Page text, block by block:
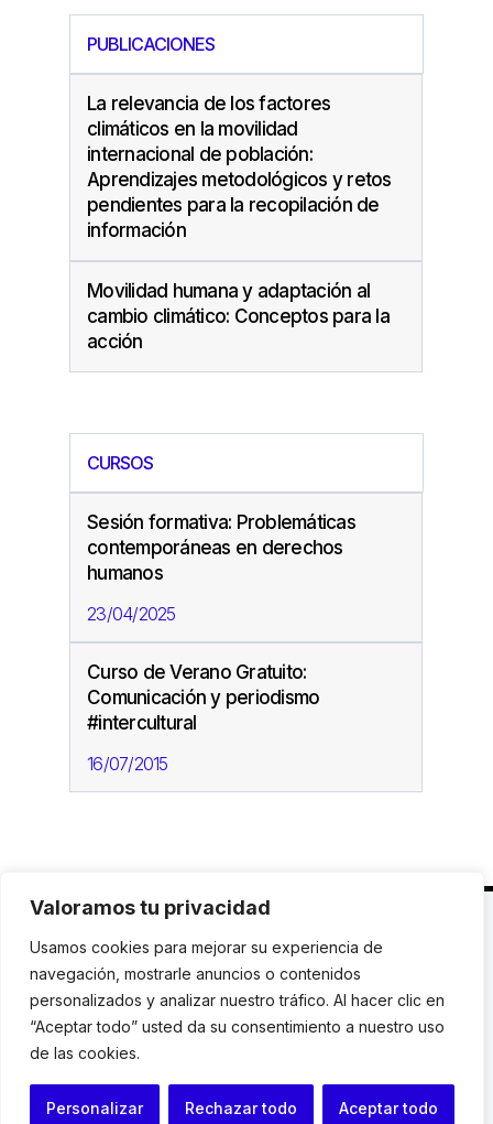
Valoramos tu privacidad
Usamos cookies para mejorar su experiencia de
navegación, mostrarle anuncios o contenidos
personalizados y analizar nuestro tráfico. Al hacer clic en
“Aceptar todo” usted da su consentimiento a nuestro uso
de las cookies.
Personalizar Rechazar todo Aceptar todo
PUBLICACIONES
La relevancia de los factores
climáticos en la movilidad
internacional de población:
Aprendizajes metodológicos y retos
pendientes para la recopilación de
información
Movilidad humana y adaptación al
cambio climático: Conceptos para la
acción
CURSOS
Sesión formativa: Problemáticas
contemporáneas en derechos
humanos
23/04/2025
Curso de Verano Gratuito:
Comunicación y periodismo
#intercultural
16/07/2015
C. Avinyó 44, 2n | 08002 Barcelona |
T.: +34 93
119 03 72|institut@idhc.org
© Institut de Drets Humans de Catalunya.
Aviso legal|Cookies|Contacto